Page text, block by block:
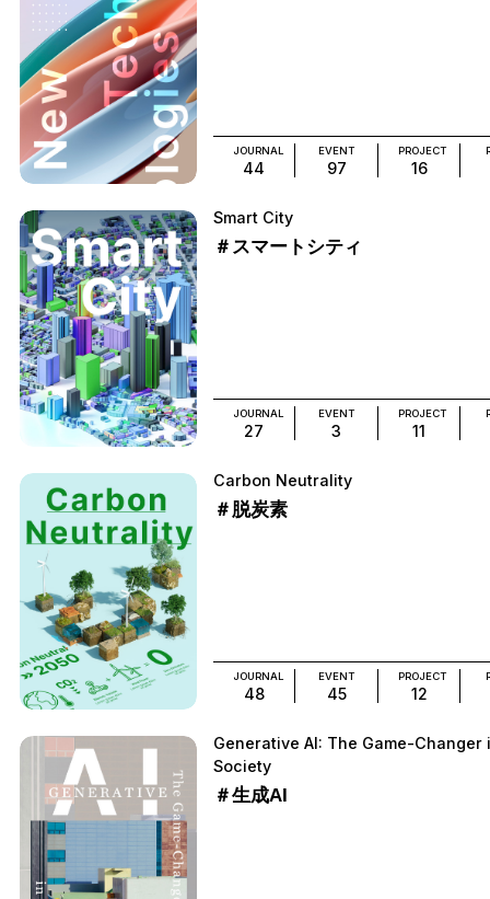
JOURNAL
44
EVENT
97
PROJECT
16
Smart City
＃スマートシティ
JOURNAL
27
EVENT
3
PROJECT
11
Carbon Neutrality
＃脱炭素
JOURNAL
48
EVENT
45
PROJECT
12
Generative AI: The Game-Changer
Society
＃生成AI